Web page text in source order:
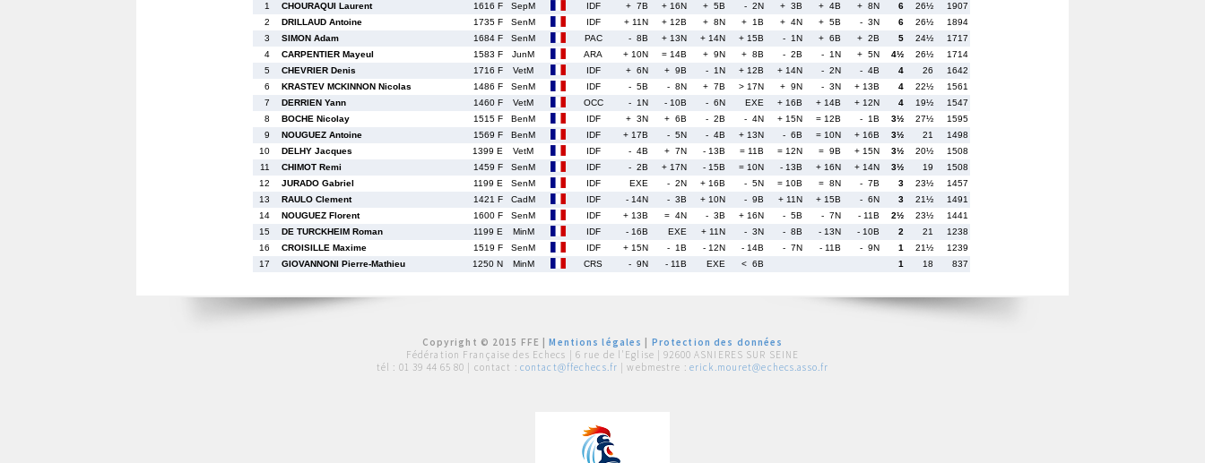
1
CHOURAQUI Laurent 1616 F SepM IDF + 7B + 16N + 5B - 2N + 3B + 4B + 8N 6 26½
1907
2
DRILLAUD Antoine 1735 F SenM IDF + 11N + 12B + 8N + 1B + 4N + 5B - 3N 6 26½
1894
3
SIMON Adam 1684 F SenM PAC - 8B + 13N + 14N + 15B - 1N + 6B + 2B 5 24½
1717
4
CARPENTIER Mayeul 1583 F JunM ARA + 10N = 14B + 9N + 8B - 2B - 1N + 5N 4½ 26½
1714
5
CHEVRIER Denis 1716 F VetM IDF + 6N + 9B - 1N + 12B + 14N - 2N - 4B 4 26
1642
6
KRASTEV MCKINNON Nicolas 1486 F SenM IDF - 5B - 8N + 7B > 17N + 9N - 3N + 13B 4 22½
1561
7
DERRIEN Yann 1460 F VetM OCC - 1N - 10B - 6N EXE + 16B + 14B + 12N 4 19½
1547
8
BOCHE Nicolay 1515 F BenM IDF + 3N + 6B - 2B - 4N + 15N = 12B - 1B 3½ 27½
1595
9
NOUGUEZ Antoine 1569 F BenM IDF + 17B - 5N - 4B + 13N - 6B = 10N + 16B 3½ 21
1498
10
DELHY Jacques 1399 E VetM IDF - 4B + 7N - 13B = 11B = 12N = 9B + 15N 3½ 20½
1508
11
CHIMOT Remi 1459 F SenM IDF - 2B + 17N - 15B = 10N - 13B + 16N + 14N 3½ 19
1508
12
JURADO Gabriel 1199 E SenM IDF EXE - 2N + 16B - 5N = 10B = 8N - 7B 3 23½
1457
13
RAULO Clement 1421 F CadM IDF - 14N - 3B + 10N - 9B + 11N + 15B - 6N 3 21½
1491
14
NOUGUEZ Florent 1600 F SenM IDF + 13B = 4N - 3B + 16N - 5B - 7N - 11B 2½ 23½
1441
15
DE TURCKHEIM Roman 1199 E MinM IDF - 16B EXE + 11N - 3N - 8B - 13N - 10B 2 21
1238
16
CROISILLE Maxime 1519 F SenM IDF + 15N - 1B - 12N - 14B - 7N - 11B - 9N 1 21½
1239
17
GIOVANNONI Pierre-Mathieu 1250 N MinM CRS - 9N - 11B EXE < 6B 1 18 837
Copyright © 2015 FFE |Mentions légales
Protection des données
Fédération Française des Echecs | 6 rue de l'Eglise | 92600 ASNIERES SUR SEINE
tél : 01 39 44 65 80 | contact : contact@ffechecs.fr | webmestre : erick.mouret@echecs.asso.fr